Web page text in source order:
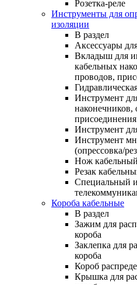
Розетка-реле
Инструменты для
изоляции
В раздел
Аксессуары
Вкладыш для
кабельных
проводов,
Инструмент
наконечников,
Инструмент
Инструмент
(опрессовка/
Нож кабельный
Резак
Специальный
Короба кабельные
В раздел
Зажим для
короба
Заклепка для
короба
Короб
Крышка для